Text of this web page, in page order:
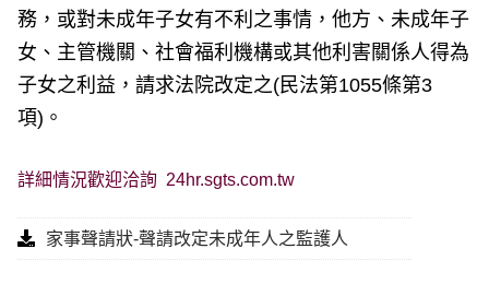
務，或對未成年子女有不利之事情，他方、未成年子
女、主管機關、社會福利機構或其他利害關係人得為
子女之利益，請求法院改定之(民法第1055條第3
項)。
詳細情況歡迎洽詢24hr.sgts.com.tw
家事聲請狀-聲請改定未成年人之監護人